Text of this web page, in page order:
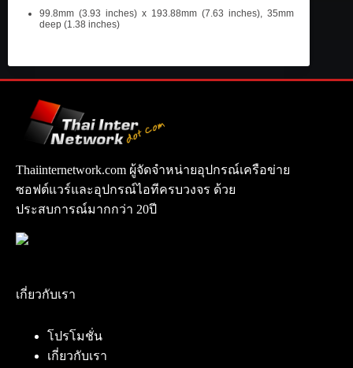
99.8mm (3.93 inches) x 193.88mm (7.63 inches), 35mm
deep (1.38 inches)
Thaiinternetwork.com ผู้จัดจำหน่ายอุปกรณ์เครือข่าย
ซอฟต์แวร์และอุปกรณ์ไอทีครบวงจร ด้วย
ประสบการณ์มากกว่า 20ปี
เกี่ยวกับเรา
โปรโมชั่น
เกี่ยวกับเรา